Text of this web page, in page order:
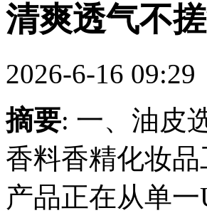
清爽透气不
2026-6-16 09:29
摘要: 一、油皮
香料香精化妆
产品正在从单